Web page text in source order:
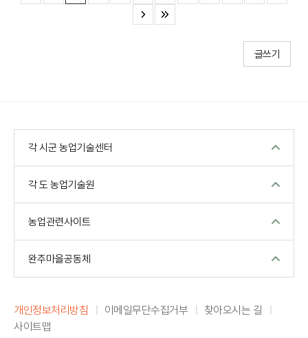
글쓰기
각 시군 농업기술센터
각 도 농업기술원
농업관련사이트
완주마을공동체
개인정보처리방침 이메일무단수집거부
찾아오시는 길
사이트맵